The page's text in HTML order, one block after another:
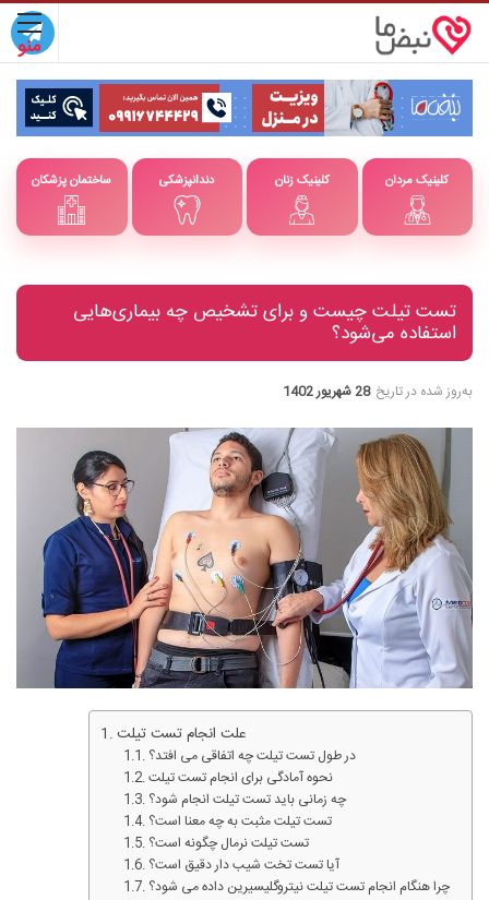
ساختمان پزشکان دندانپزشکی کلینیک زنان کلینیک مردان
تست تیلت چیست و برای تشخیص چه بیماری‌هایی
استفاده می‌شود؟
به‌روز شده در تاریخ 28 شهریور 1402
علت انجام تست تیلت
در طول تست تیلت چه اتفاقی می افتد؟
نحوه آمادگی برای انجام تست تیلت
چه زمانی باید تست تیلت انجام شود؟
تست تیلت مثبت به چه معنا است؟
تست تیلت نرمال چگونه است؟
آیا تست تخت شیب دار دقیق است؟
چرا هنگام انجام تست تیلت نیتروگلیسیرین داده می شود؟